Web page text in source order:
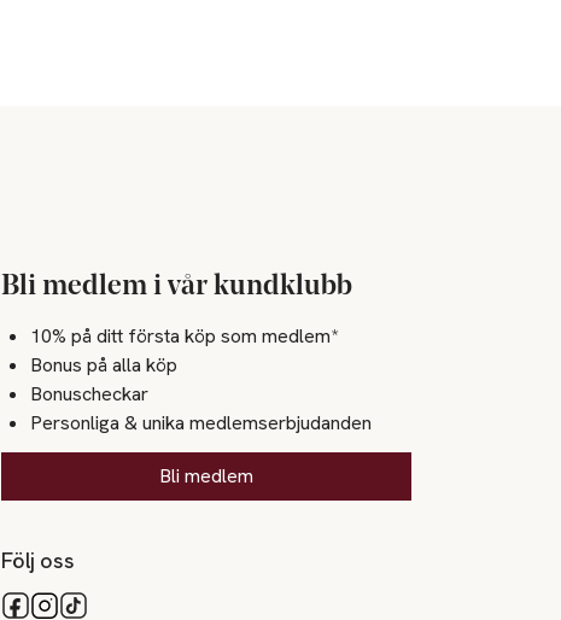
Bli medlem i vår kundklubb
10% på ditt första köp som medlem*
Bonus på alla köp
Bonuscheckar
Personliga & unika medlemserbjudanden
Bli medlem
Följ oss